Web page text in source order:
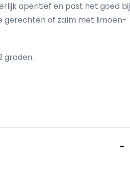
aperitief en past het goed bij
gerechten of zalm met limoen-
graden.
-